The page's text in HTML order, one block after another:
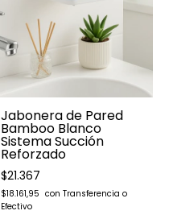
Jabonera de Pared
Bamboo Blanco
Sistema Succión
Reforzado
$21.367
$18.161,95